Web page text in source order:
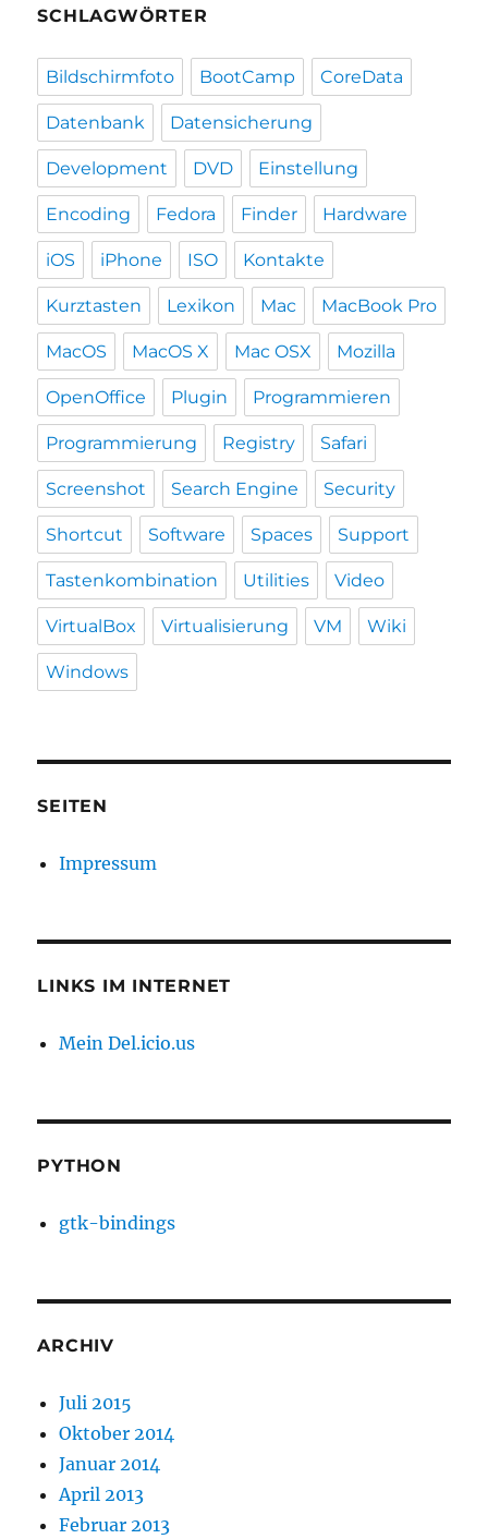
SCHLAGWÖRTER
Bildschirmfoto BootCamp CoreData
Datenbank Datensicherung
Development DVD Einstellung
Encoding Fedora Finder Hardware
iOS iPhone ISO Kontakte
Kurztasten Lexikon Mac MacBook Pro
MacOS MacOS X Mac OSX Mozilla
OpenOffice Plugin Programmieren
Programmierung Registry Safari
Screenshot Search Engine Security
Shortcut Software Spaces Support
Tastenkombination Utilities Video
VirtualBox Virtualisierung VM Wiki
Windows
SEITEN
Impressum
LINKS IM INTERNET
Mein Del.icio.us
PYTHON
gtk-bindings
ARCHIV
Juli 2015
Oktober 2014
Januar 2014
April 2013
Februar 2013